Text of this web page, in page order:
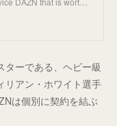
ターである、ヘビー級
リアン・ホワイト選手
は個別に契約を結ぶ